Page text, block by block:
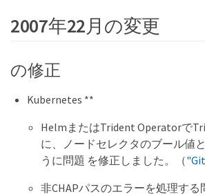
2007年22月の変更
の修正
Kubernetes **
HelmまたはTrident Operatorで
に、ノードセレクタのブール値
うに問題 を修正しました。（
非CHAPパスのエラーを処理する